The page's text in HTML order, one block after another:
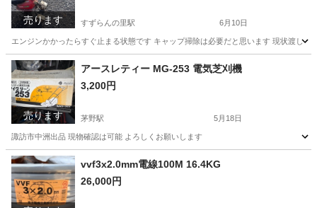
売ります すずらんの里駅 6月10日
エンジンかかったらすぐ止まる状態です キャップ掃除は必要だと思います 現状渡し
長野 諏訪郡 ヤンマー
売ります
アースレティー MG-253 電気芝刈機
3,200円
茅野駅 5月18日
諏訪市中洲出品 現物確認は可能 よろしくお願いします
長野 諏訪市 その他
vvf3x2.0mm電線100M 16.4KG
26,000円